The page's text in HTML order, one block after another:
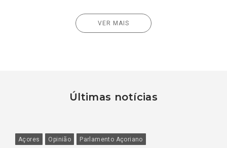
VER MAIS
Últimas notícias
Açores Opinião Parlamento Açoriano